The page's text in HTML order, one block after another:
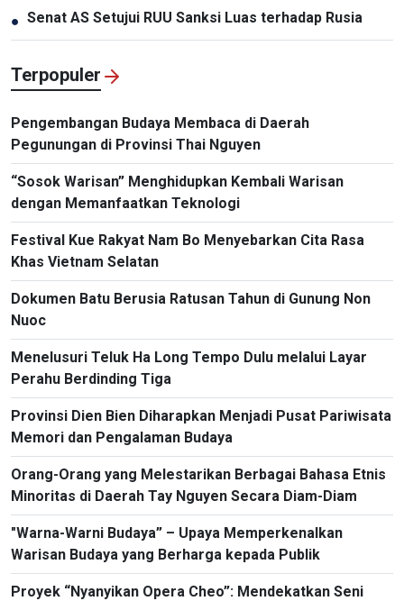
● Senat AS Setujui RUU Sanksi Luas terhadap Rusia
Terpopuler
Pengembangan Budaya Membaca di Daerah
Pegunungan di Provinsi Thai Nguyen
“Sosok Warisan” Menghidupkan Kembali Warisan
dengan Memanfaatkan Teknologi
Festival Kue Rakyat Nam Bo Menyebarkan Cita Rasa
Khas Vietnam Selatan
Dokumen Batu Berusia Ratusan Tahun di Gunung Non
Nuoc
Menelusuri Teluk Ha Long Tempo Dulu melalui Layar
Perahu Berdinding Tiga
Provinsi Dien Bien Diharapkan Menjadi Pusat Pariwisata
Memori dan Pengalaman Budaya
Orang-Orang yang Melestarikan Berbagai Bahasa Etnis
Minoritas di Daerah Tay Nguyen Secara Diam-Diam
"Warna-Warni Budaya” – Upaya Memperkenalkan
Warisan Budaya yang Berharga kepada Publik
Proyek “Nyanyikan Opera Cheo”: Mendekatkan Seni